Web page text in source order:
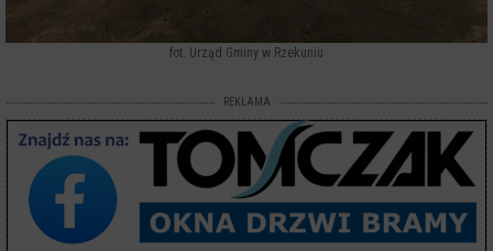
fot. Urząd Gminy w Rzekuniu
REKLAMA